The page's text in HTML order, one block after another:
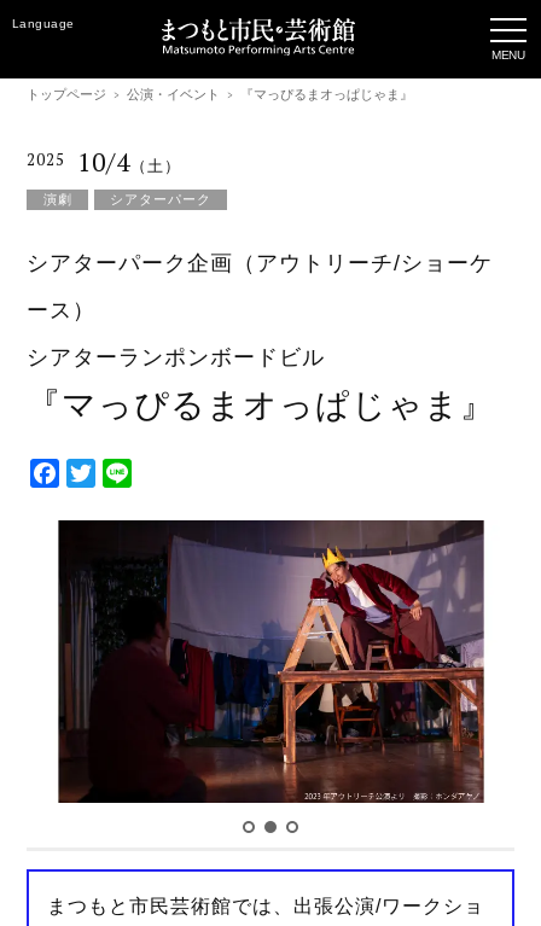
Language
トップページ 公演・イベント 『マっぴるまオっぱじゃま』
2025 10/4 （土）
演劇 シアターパーク
シアターパーク企画（アウトリーチ/ショーケ
ース）
シアターランポンボードビル
『マっぴるまオっぱじゃま』
F
b
o
T
e
r
まつもと市民芸術館では、出張公演/ワークショ